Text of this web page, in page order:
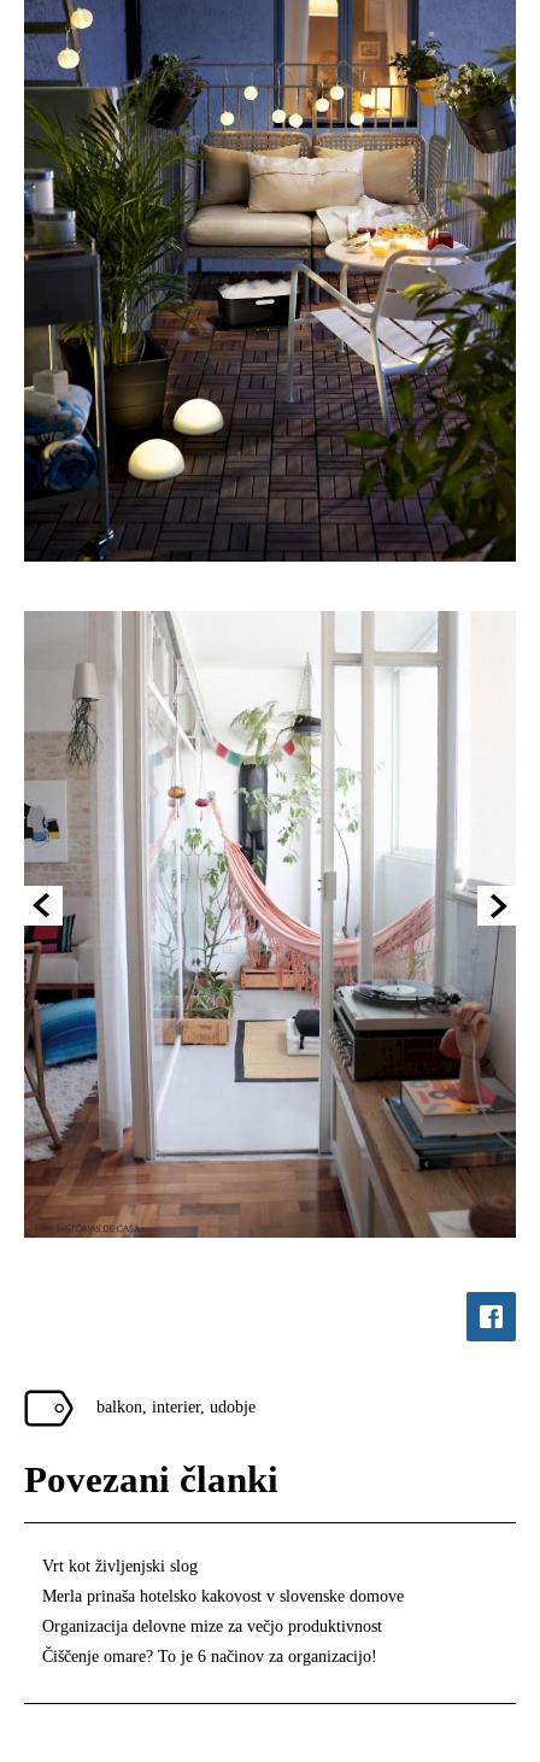
balkon, interier, udobje
Povezani članki
Vrt kot življenjski slog
Merla prinaša hotelsko kakovost v slovenske domove
Organizacija delovne mize za večjo produktivnost
Čiščenje omare? To je 6 načinov za organizacijo!